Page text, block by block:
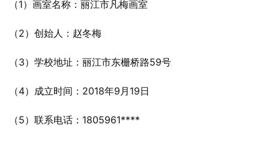
（1）画室名称：丽江市凡梅画室
（2）创始人：赵冬梅
（3）学校地址：丽江市东栅桥路59号
（4）成立时间：2018年9月19日
（5）联系电话：1805961****